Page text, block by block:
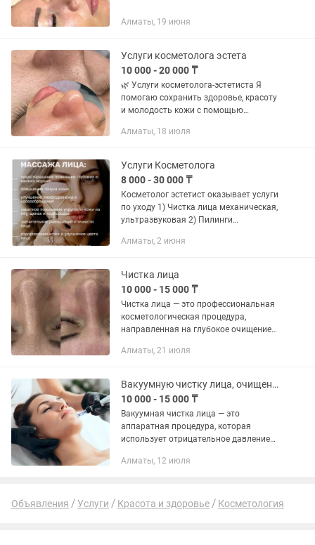
Алматы, 19 июня
Услуги косметолога эстета
10 000 - 20 000 ₸
🌿 Услуги косметолога-эстетиста Я
помогаю сохранить здоровье, красоту
и молодость кожи с помощью
подобранного индивидуально для
используются...
Алматы, 18 июля
Услуги Косметолога
8 000 - 30 000 ₸
Косметолог эстетист оказывает услуги
по уходу 1) Чистка лица механическая,
ультразвуковая 2) Пилинги
4) Комбинированный массаж лица,
Алматы, 2 июня
Чистка лица
10 000 - 15 000 ₸
Чистка лица — это профессиональная
косметологическая процедура,
направленная на глубокое очищение
себума и ороговевших клеток. 🔹 Что
Алматы, 21 июля
Вакуумную чистку лица, очищение кожи
10 000 - 15 000 ₸
Вакуумная чистка лица — это
аппаратная процедура, которая
использует отрицательное давление
точек, сальных пробок, грязи и
Алматы, 12 июля
Объявления Услуги Красота и здоровье Косметология